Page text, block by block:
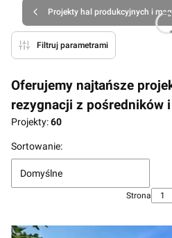
Projekty hal produkcyjnych i
Filtruj parametrami
Oferujemy najtańsze
rezygnacji z pośredników
Projekty:60
Lista produktów
Sortowanie:
Domyślne
Strona